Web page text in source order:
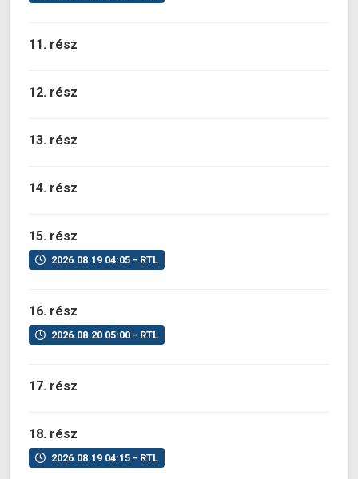
11. rész
12. rész
13. rész
14. rész
15. rész
2026.08.19 04:05 - RTL
16. rész
2026.08.20 05:00 - RTL
17. rész
18. rész
2026.08.19 04:15 - RTL